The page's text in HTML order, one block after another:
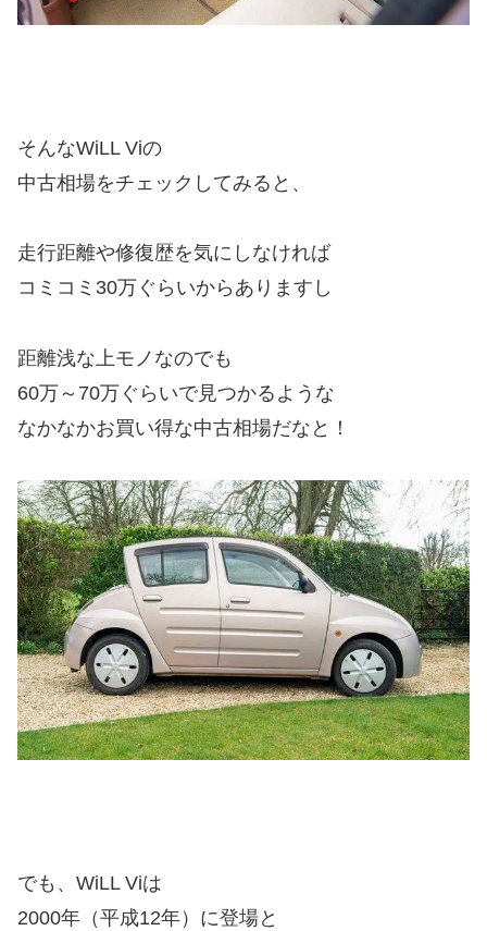
そんなWiLL Viの
中古相場をチェックしてみると、
走行距離や修復歴を気にしなければ
コミコミ30万ぐらいからありますし
距離浅な上モノなのでも
60万～70万ぐらいで見つかるような
なかなかお買い得な中古相場だなと！
でも、WiLL Viは
2000年（平成12年）に登場と